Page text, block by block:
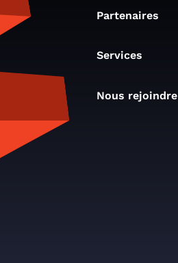
Partenaires
Services
Nous rejoindre